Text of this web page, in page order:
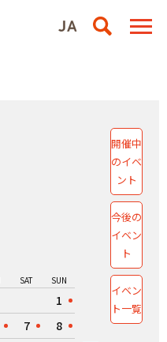
SAT SUN
1
7
8
開催中
のイベ
ント
今後の
イベン
ト
イベン
ト一覧